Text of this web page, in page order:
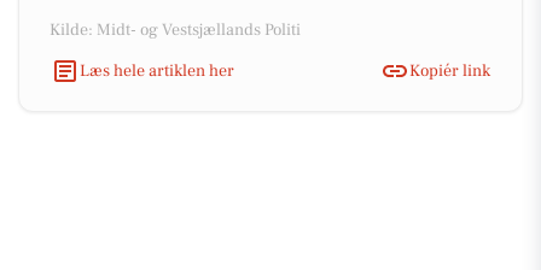
Kilde: Midt- og Vestsjællands Politi
Læs hele artiklen her
Kopiér link